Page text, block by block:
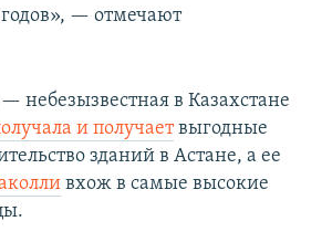
— отмечают
небезызвестная в Казахстане
и получаетвыгодные
зданий в Астане, а ее
вхож в самые высокие